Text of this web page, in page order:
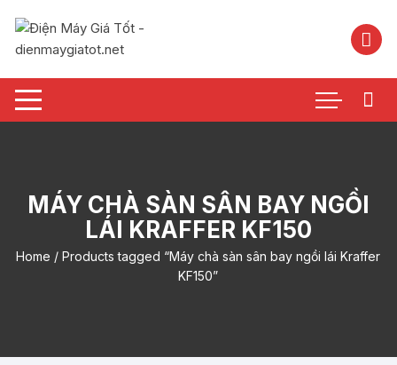
nội
MÁY CHÀ SÀN SÂN BAY NGỒI
LÁI KRAFFER KF150
Home / Products tagged “Máy chà sàn sân bay ngồi lái Kraffer
KF150”